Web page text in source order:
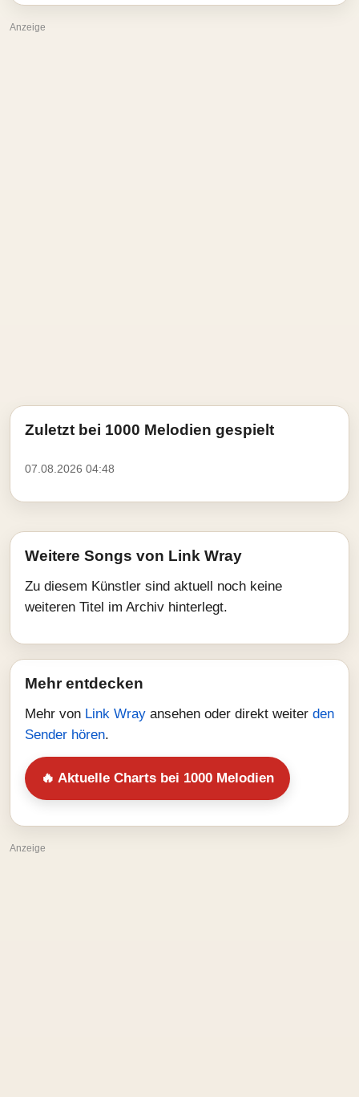
Anzeige
Zuletzt bei 1000 Melodien gespielt
07.08.2026 04:48
Weitere Songs von Link Wray
Zu diesem Künstler sind aktuell noch keine
weiteren Titel im Archiv hinterlegt.
Mehr entdecken
Mehr von Link Wray ansehen oder direkt weiter den
Sender hören.
🔥 Aktuelle Charts bei 1000 Melodien
Anzeige